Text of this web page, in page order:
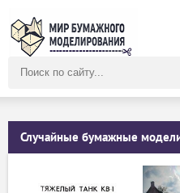
сайту
Случайные бумажные